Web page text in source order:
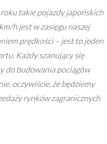
roku takie pojazdy japońskich
h jest w zasięgu naszej
prędkości – jest to jeden
Każdy szanujący się
do budowania pociągów
oczywiście, że będziemy
rynków zagranicznych